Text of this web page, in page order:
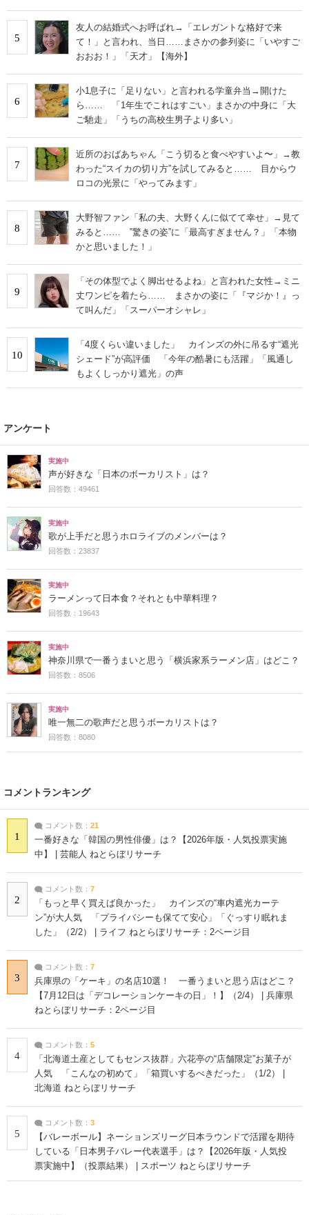
5
友人の結婚式へお呼ばれ→「エレガントな格好で来
て！」と言われ、当日……まさかの参列姿に「いやすご
おおお！」「天才」【海外】
6
小1息子に「足りない」と言われる学童弁当→開けた
ら…… 「1年生でこれはすごい」まさかの中身に「大
ご馳走」「うちの高校生男子より多い」
7
近所のおばあちゃん「こう切ると食べやすいよ〜」→教
わった“スイカの切り方”を試してみると…… 目からウ
ロコの光景に「やってみます」
8
大野智ファン「私の夫、大野くんに似てて幸せ」→見て
みると…… ‟驚きの姿”に「最高すぎません？」「本物
かと思いました！」
9
「その体型でよく脚出せるよね」と言われた女性→ミニ
丈ワンピを着たら…… まさかの姿に「『マジか！』っ
て叫んだ」「スーパーオシャレ」
10
「4度くらい違いました」 カインズの外に吊るす“遮光
シェード”が高評価 「今年の酷暑にも活躍」「風通し
もよくしっかり遮光」の声
アンケート
実施中
声が好きな「日本のボーカリスト」は？
回答数：49461
実施中
歌が上手だと思うホロライブのメンバーは？
回答数：23837
実施中
ラーメンって日本食？それとも中華料理？
回答数：19643
実施中
神奈川県で一番うまいと思う「横浜家系ラーメン店」はどこ？
回答数：8506
実施中
唯一無二の歌声だと思うボーカリストは？
回答数：8080
コメントランキング
1
コメント数： 21
一番好きな「韓国の男性俳優」は？【2026年版・人気投票実施
中】 | 芸能人 ねとらぼリサーチ
2
コメント数： 7
「もっと早く買えば良かった」 カインズの“車内遮光カーテ
ン”が大人気 「プライバシーも保てて安心」「ぐっすり眠れま
した」（2/2） | ライフ ねとらぼリサーチ：2ページ目
3
コメント数： 7
兵庫県の「ケーキ」の名店10選！ 一番うまいと思う店はどこ？
【7月12日は「デコレーションケーキの日」！】（2/4） | 兵庫県
ねとらぼリサーチ：2ページ目
4
コメント数： 5
「北海道土産としてもセンス抜群」六花亭の“店舗限定”お菓子が
人気 「こんなの初めて」「箱買いするべきだった」（1/2） |
北海道 ねとらぼリサーチ
5
コメント数： 3
【バレーボール】ネーションズリーグ日本ラウンドで活躍を期待
している「日本男子バレー代表選手」は？【2026年版・人気投
票実施中】（投票結果） | スポーツ ねとらぼリサーチ